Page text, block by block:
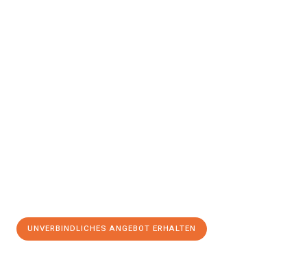
UNVERBINDLICHES ANGEBOT ERHALTEN